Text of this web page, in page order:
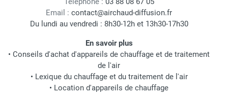
Email : contact@airchaud-diffusion.fr
Du lundi au vendredi : 8h30-12h et 13h30-17h30
En savoir plus
• Conseils d'achat d'appareils de chauffage et de traitement
de l'air
• Lexique du chauffage et du traitement de l'air
• Location d'appareils de chauffage